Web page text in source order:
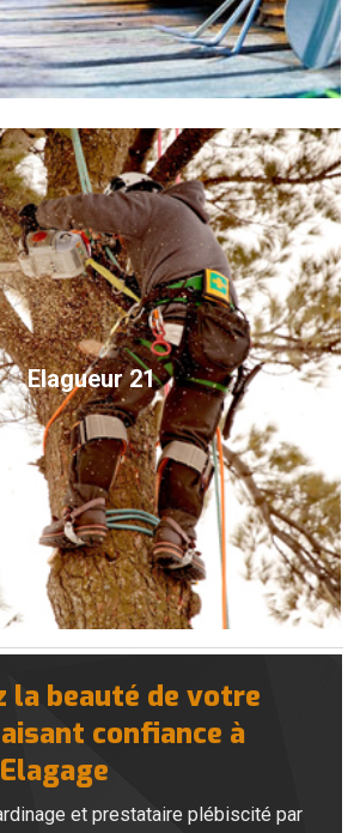
Elagueur 21
la beauté de votre
confiance à
et prestataire plébiscité par